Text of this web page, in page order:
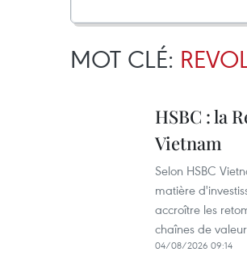
MOT CLÉ:
HSBC : la
Vietnam
Selon HSBC
matière
accroître les
chaînes de
04/08/2026 09:14